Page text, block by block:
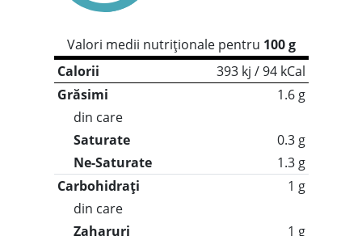
Valori medii nutriționale pentru 100 g
Calorii
393 kj / 94 kCal
Grăsimi
1.6 g
din care
Saturate
0.3 g
Ne-Saturate
1.3 g
Carbohidrați
1 g
din care
Zaharuri
1 g